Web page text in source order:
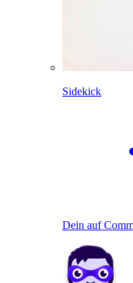
Sidekick
Dein auf